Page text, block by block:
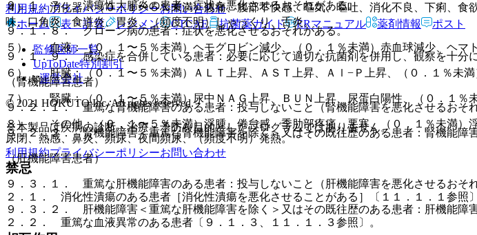
９．１．７． 潰瘍性大腸炎の患者：症状を悪化させるおそれがある。
９．１．８． クローン病の患者：症状を悪化させるおそれがある。
９．１．９． 感染症を合併している患者：必要に応じて適切な抗菌剤を併用し、観察を十分
（腎機能障害患者）
９．２．１． 重篤な腎機能障害のある患者：投与しないこと（腎機能障害を悪化させるおそ
９．２．２． 腎機能障害＜重篤な腎機能障害を除く＞又はその既往歴のある患者：腎機能障
（肝機能障害患者）
９．３．１． 重篤な肝機能障害のある患者：投与しないこと（肝機能障害を悪化させるおそ
９．３．２． 肝機能障害＜重篤な肝機能障害を除く＞又はその既往歴のある患者：肝機能障
４）． 消化器：（０．１〜５％未満）腹痛、腹部不快感、嘔気、嘔吐、消化不良、下痢、
味、口角炎、食道炎、胃炎、（頻度不明）しゃっくり、舌炎。
５）． 血液：（０．１〜５％未満）ヘモグロビン減少、（０．１％未満）赤血球減少、ヘマ
６）． 肝臓：（０．１〜５％未満）ＡＬＴ上昇、ＡＳＴ上昇、Ａｌ−Ｐ上昇、（０．１％未満
７）． 腎臓：（０．１〜５％未満）尿中ＮＡＧ上昇、ＢＵＮ上昇、尿蛋白陽性、（０．１％
８）． その他：（０．１〜５％未満）浮腫、倦怠感、季肋部疼痛、悪寒、（０．１％未満）
尿閉、熱感、鼻炎、頻尿、夜間頻尿、（頻度不明）発熱。
禁忌
２．１． 消化性潰瘍のある患者［消化性潰瘍を悪化させることがある］〔１１．１．１参照〕
２．２． 重篤な血液異常のある患者〔９．１．３、１１．１．３参照〕。
利用規約プライバシーポリシーお問い合わせ
ホーム
表・計算 レジメン CTCAE 抗菌薬ガイド ERマニュアル 薬剤情報 ポスト
監修医師一覧
UpToDate特別割引
運営会社
© 2021 HOKUTO Inc. All rights reserved.
※本製品は疾病の診断・治療・予防を目的としたプログラムではありません。
利用規約プライバシーポリシーお問い合わせ